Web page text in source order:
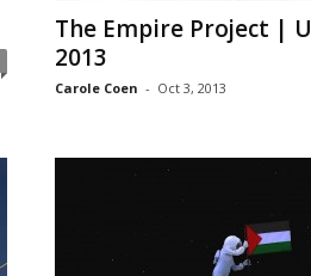
The Empire Project |
2013
Carole Coen - Oct 3, 2013